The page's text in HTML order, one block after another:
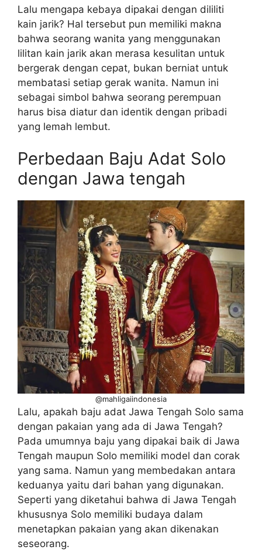
Lalu mengapa kebaya dipakai dengan dililiti
kain jarik? Hal tersebut pun memiliki makna
bahwa seorang wanita yang menggunakan
lilitan kain jarik akan merasa kesulitan untuk
bergerak dengan cepat, bukan berniat untuk
membatasi setiap gerak wanita. Namun ini
sebagai simbol bahwa seorang perempuan
harus bisa diatur dan identik dengan pribadi
yang lemah lembut.
Perbedaan Baju Adat Solo
dengan Jawa tengah
@mahligaiindonesia
Lalu, apakah baju adat Jawa Tengah Solo sama
dengan pakaian yang ada di Jawa Tengah?
Pada umumnya baju yang dipakai baik di Jawa
Tengah maupun Solo memiliki model dan corak
yang sama. Namun yang membedakan antara
keduanya yaitu dari bahan yang digunakan.
Seperti yang diketahui bahwa di Jawa Tengah
khususnya Solo memiliki budaya dalam
menetapkan pakaian yang akan dikenakan
seseorang.